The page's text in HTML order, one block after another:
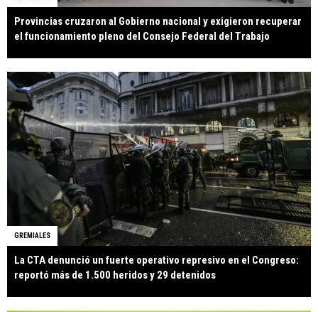
Provincias cruzaron al Gobierno nacional y exigieron recuperar
el funcionamiento pleno del Consejo Federal del Trabajo
GREMIALES
La CTA denunció un fuerte operativo represivo en el Congreso:
reportó más de 1.500 heridos y 29 detenidos